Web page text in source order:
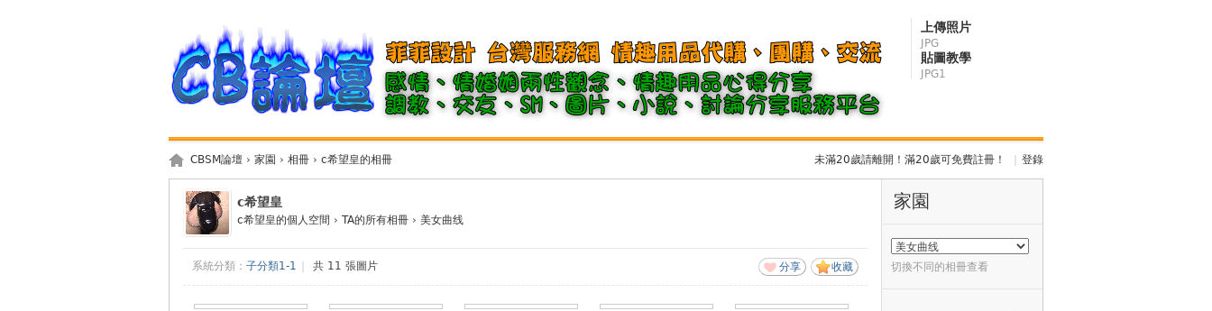
上傳照片
JPG
貼圖教學
JPG1
未滿20歲請離開！滿20歲可免費註冊！ 登錄
CBSM論壇 › 家園 › 相冊 › c希望皇的相冊
c希望皇
c希望皇的個人空間 › TA的所有相冊 › 美女曲线
收藏
分享
系統分類： 子分類1-1 共 11 張圖片
家園
切換不同的相冊查看